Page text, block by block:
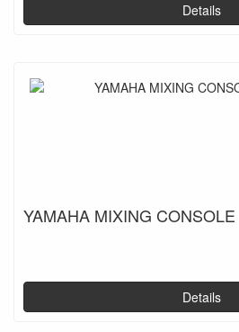
Details
YAMAHA MIXING
Details